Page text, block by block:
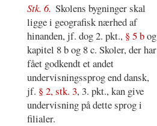
Stk. 6. Skolens bygninger skal
ligge i geografisk nærhed af
hinanden, jf. dog 2. pkt., § 5 bog
kapitel 8 b og 8 c. Skoler, der har
fået godkendt et andet
undervisningssprog end dansk,
jf. § 2, stk. 3, 3. pkt., kan give
undervisning på dette sprog i
filialer.